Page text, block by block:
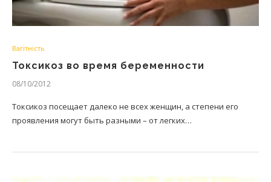
Вагітність
Токсикоз во время беременности
08/10/2012
Токсикоз посещает далеко не всех женщин, а степени его
проявления могут быть разными – от легких…